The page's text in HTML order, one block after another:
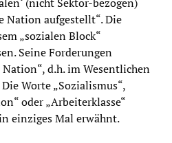
(nicht Sektor-bezogen)
Nation aufgestellt“. Die
„sozialen Block“
Seine Forderungen
d.h. im Wesentlichen
Worte „Sozialismus“,
oder „Arbeiterklasse“
einziges Mal erwähnt.